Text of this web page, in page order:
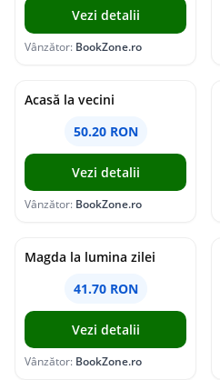
Vezi detalii
Vânzător: BookZone.ro
Acasă la vecini
50.20 RON
Vezi detalii
Vânzător: BookZone.ro
Magda la lumina zilei
41.70 RON
Vezi detalii
Vânzător: BookZone.ro